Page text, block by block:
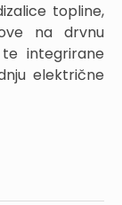
topline,
na drvnu
integrirane
električne